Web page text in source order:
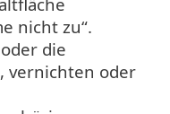
nicht zu“.
die
vernichten oder